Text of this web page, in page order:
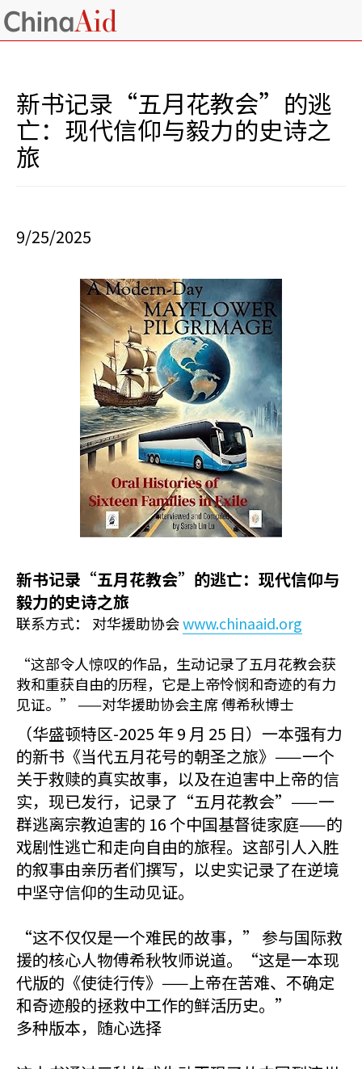
新书记录“五月花教会”的逃
亡：现代信仰与毅力的史诗之
旅
9/25/2025
新书记录“五月花教会”的逃亡：现代信仰与
毅力的史诗之旅
联系方式： 对华援助协会www.chinaaid.org
“这部令人惊叹的作品，生动记录了五月花教会获
救和重获自由的历程，它是上帝怜悯和奇迹的有力
见证。” ——对华援助协会主席 傅希秋博士
（华盛顿特区-2025 年 9 月 25 日）一本强有力
的新书《当代五月花号的朝圣之旅》——一个
关于救赎的真实故事，以及在迫害中上帝的信
实，现已发行，记录了“五月花教会”——一
群逃离宗教迫害的 16 个中国基督徒家庭——的
戏剧性逃亡和走向自由的旅程。这部引人入胜
的叙事由亲历者们撰写，以史实记录了在逆境
中坚守信仰的生动见证。
“这不仅仅是一个难民的故事，” 参与国际救
援的核心人物傅希秋牧师说道。“这是一本现
代版的《使徒行传》——上帝在苦难、不确定
和奇迹般的拯救中工作的鲜活历史。”
多种版本，随心选择